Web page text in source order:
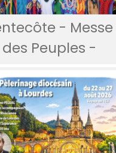
- Messe
des Peuples -